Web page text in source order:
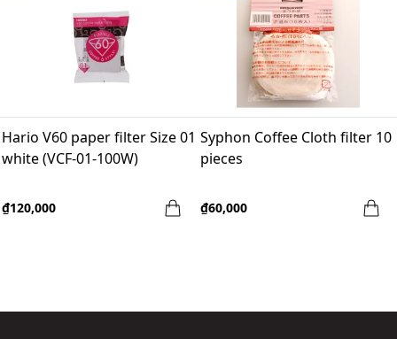
Hario V60 paper filter Size 01
white (VCF-01-100W)
₫120,000
Syphon Coffee Cloth filter 10
pieces
₫60,000